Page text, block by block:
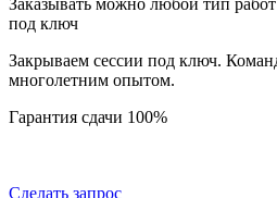
под ключ
Закрываем сессии под ключ.
многолетним опытом.
Гарантия сдачи 100%
Сделать запрос